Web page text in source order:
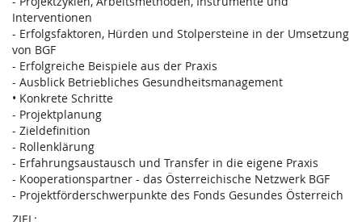
Interventionen
- Erfolgsfaktoren, Hürden und Stolpersteine in der Umsetzung
von BGF
- Erfolgreiche Beispiele aus der Praxis
- Ausblick Betriebliches Gesundheitsmanagement
• Konkrete Schritte
- Projektplanung
- Zieldefinition
- Rollenklärung
- Erfahrungsaustausch und Transfer in die eigene Praxis
- Kooperationspartner - das Österreichische Netzwerk BGF
- Projektförderschwerpunkte des Fonds Gesundes Österreich